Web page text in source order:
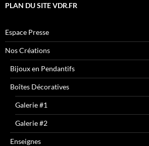
PLAN DU SITE VDR.FR
Espace Presse
Nos Créations
Bijoux en Pendantifs
Boîtes Décoratives
Galerie #1
Galerie #2
Enseignes